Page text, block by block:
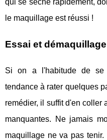
le maquillage est réussi !
Essai et démaquillage
Si on a l'habitude de se
tendance à rater quelques
remédier, il suffit d'en coller
manquantes. Ne jamais
maquillage ne va pas